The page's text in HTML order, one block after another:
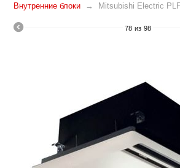
Внутренние блоки
Mitsubishi Electric
78 из 98